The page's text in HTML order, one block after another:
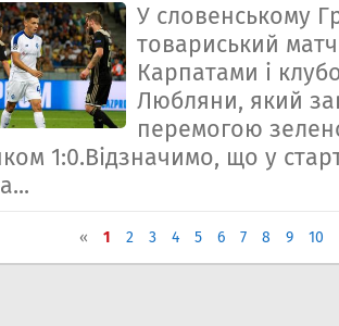
У словенському
товариський
Карпатами і
Любляни, який
перемогою
1:0.Відзначимо, що у
« 1 2 3 4 5 6 7 8 9 10